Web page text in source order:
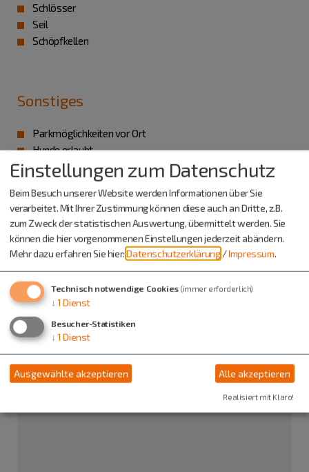
Schlösser
Seil
Schöpfkellen
Sonstiges
Parkmöglichkeiten vor Ort
Hunde erlaubt
Mitglied bei Akqua – Arbeitsgemeinschaft Kanuqualität
Altmühl
Toilette/Umkleide vorhanden
Lage
Den Bootsverleih Beilngries finden Sie direkt im NATURAMA
Beilngries.
Direkt an der Altmühl gelegen.
Einstellungen zum Datenschutz
Beim Besuch unserer Website werden Informationen über Sie
verarbeitet. Mit Ihrer Zustimmung können diese auch an Dritte, z.B.
zum Zweck der statistischen Auswertung, übermittelt werden. Sie
können die hier vorgenommenen Einstellungen jederzeit abändern.
Mehr dazu erfahren Sie hier:Datenschutzerklärung /Impressum.
Technisch notwendige Cookies (immer erforderlich)
↓ 1 Dienst
Besucher-Statistiken
↓ 1 Dienst
Ausgewählte akzeptieren Alle akzeptieren
Realisiert mit Klaro!